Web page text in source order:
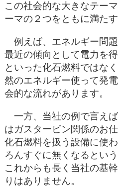
この社会的な大きなテー
ーマの２つをともに満た
例えば、エネルギー問題
最近の傾向として電力を
といった化石燃料ではな
然のエネルギー使って発
会的な流れがあります。
一方、当社の例で言え
はガスタービン関係のお
化石燃料を扱う設備に使
ろんすぐに無くなるとい
これからも長く当社の基
りはありません。